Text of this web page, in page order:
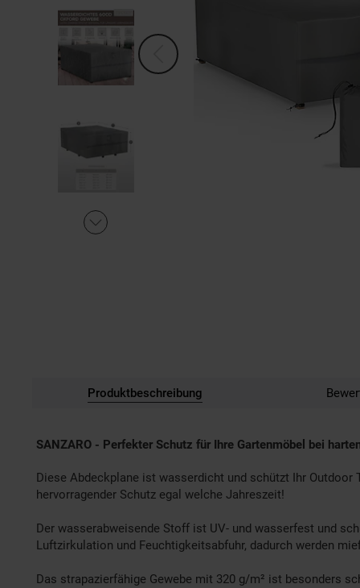
Produktbeschreibung
SANZARO - Perfekter Schutz für Ihre Gartenmöbel bei
Diese Abdeckplane ist wasserdicht und schützt Ihr
hervorragender Schutz egal welche Jahreszeit!
Der wasserabweisende Stoff ist UV- und wasserfest und
Luftzirkulation und Feuchtigkeitsabfuhr, dadurch werden
Das strapazierfähige Gewebe mit 320 g/m² ist besonders